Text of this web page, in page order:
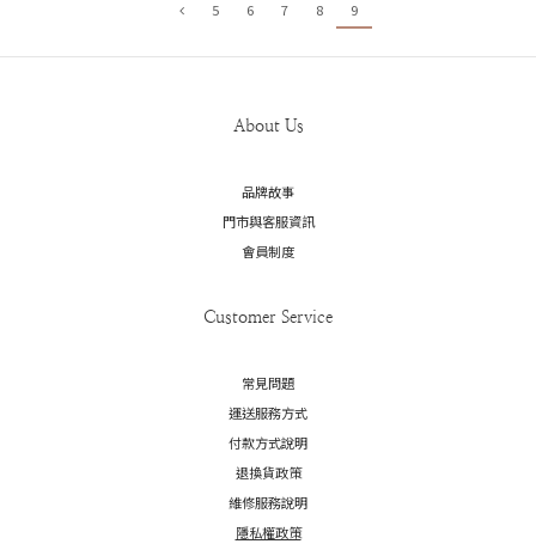
5 6 7 8 9
About Us
品牌故事
門市與客服資訊
會員制度
Customer Service
常見問題
運送服務方式
付款方式說明
退換貨政策
維修服務說明
隱私權政策